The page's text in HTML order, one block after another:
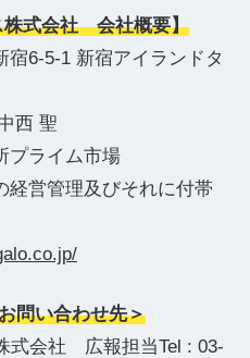
株式会社 会社概要】
宿6-5-1 新宿アイランドタ
⻄ 聖
プライム市場
経営管理及びそれに付帯
問い合わせ先＞
式会社 広報担当Tel : 03-